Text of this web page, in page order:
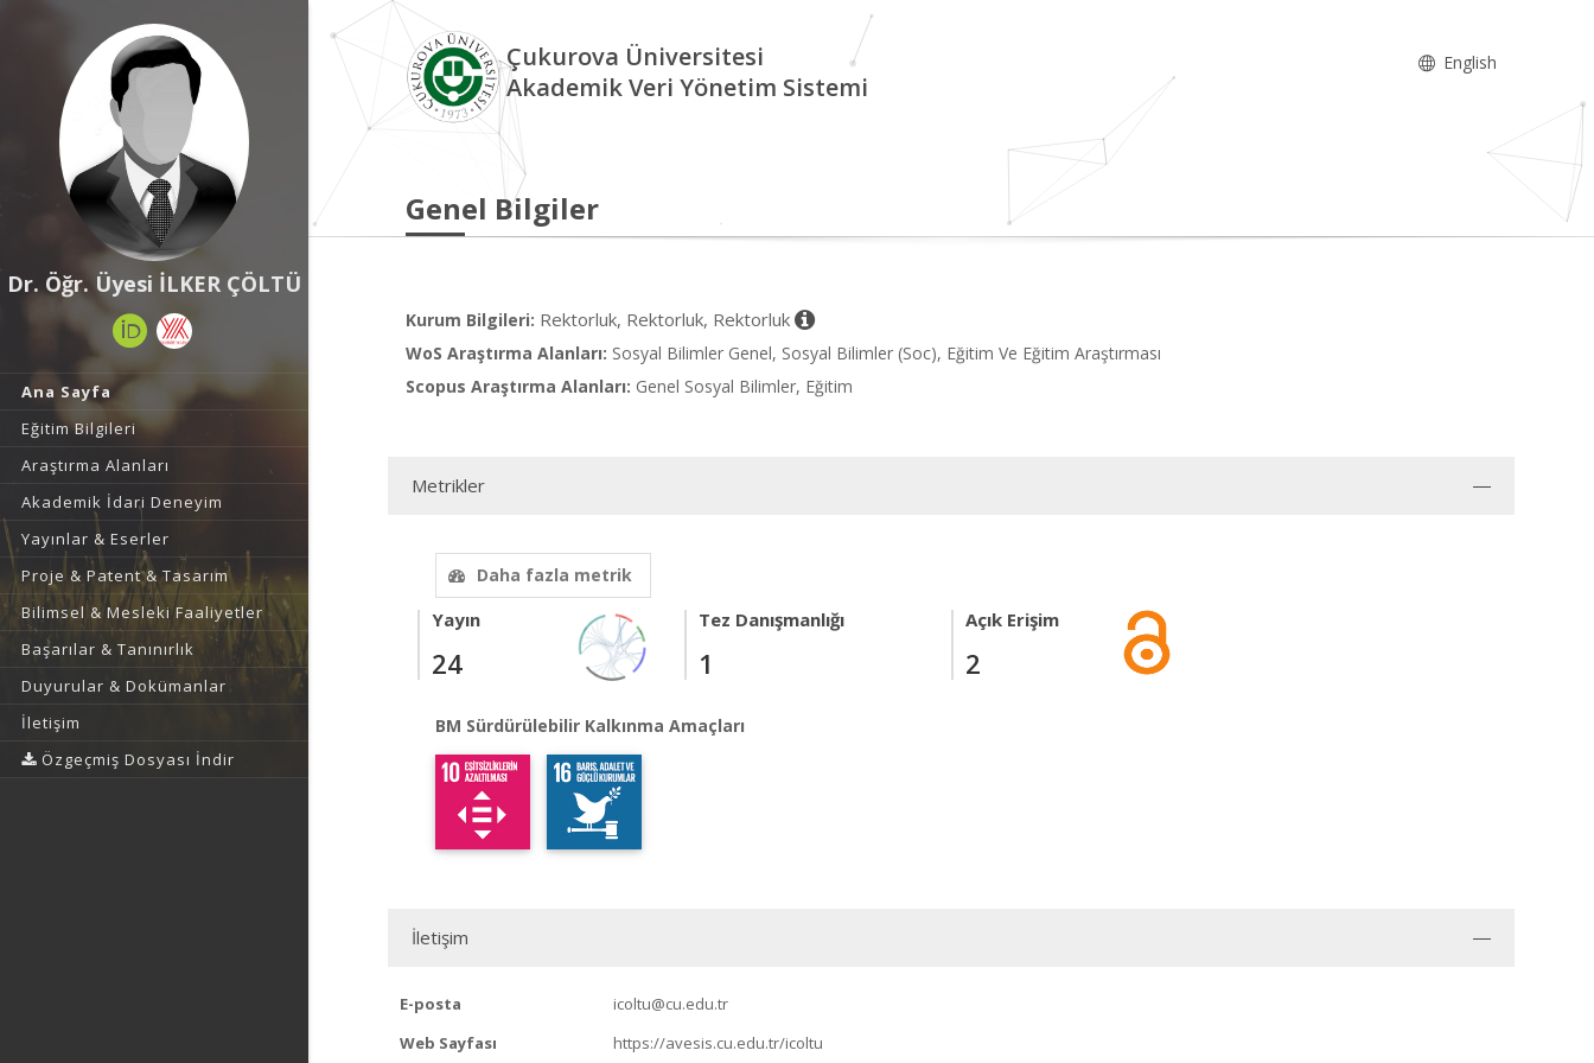
Dr. Öğr. Üyesi İLKER ÇÖLTÜ
Ana Sayfa
Eğitim Bilgileri
Araştırma Alanları
Akademik İdari Deneyim
Yayınlar & Eserler
Proje & Patent & Tasarım
Bilimsel & Mesleki Faaliyetler
Başarılar & Tanınırlık
Duyurular & Dokümanlar
İletişim
Özgeçmiş Dosyası İndir
Çukurova Üniversitesi
Akademik Veri Yönetim Sistemi
English
Genel Bilgiler
Kurum Bilgileri: Rektorluk, Rektorluk, Rektorluk
WoS Araştırma Alanları: Sosyal Bilimler Genel, Sosyal Bilimler (Soc), Eğitim Ve Eğitim Araştırması
Scopus Araştırma Alanları: Genel Sosyal Bilimler, Eğitim
Metrikler
Daha fazla metrik
Yayın
24
Tez Danışmanlığı
1
Açık Erişim
2
BM Sürdürülebilir Kalkınma Amaçları
İletişim
E-posta
icoltu@cu.edu.tr
Web Sayfası
https://avesis.cu.edu.tr/icoltu